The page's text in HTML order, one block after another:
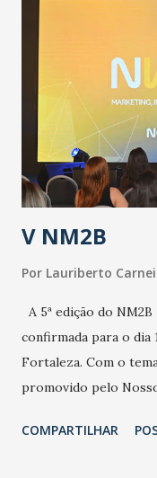
públicos e
epidemia comum,
aumento de casos de
de uma epidemia
contaminação maior
secretário. Segundo
contaminação alta,
população e ao
estratificação do risco
V NM2B
Por Lauriberto
A 5ª edição do
confirmada para o dia
Fortaleza. Com o
promovido pelo
e lideranças do
COMPARTILHAR